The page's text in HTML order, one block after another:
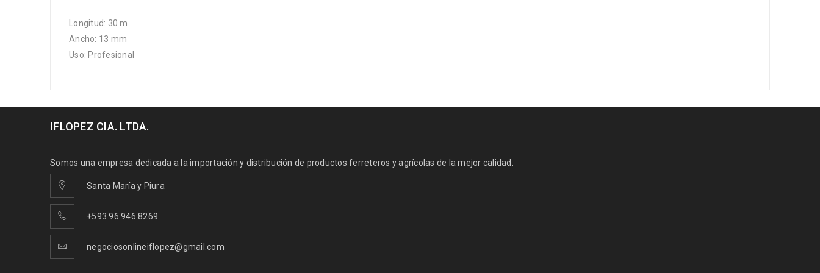
Longitud: 30 m
Ancho: 13 mm
Uso: Profesional
IFLOPEZ CIA. LTDA.
Somos una empresa dedicada a la importación y distribución de productos ferreteros y agrícolas de la mejor calidad.
Santa María y Piura
+593 96 946 8269
negociosonlineiflopez@gmail.com